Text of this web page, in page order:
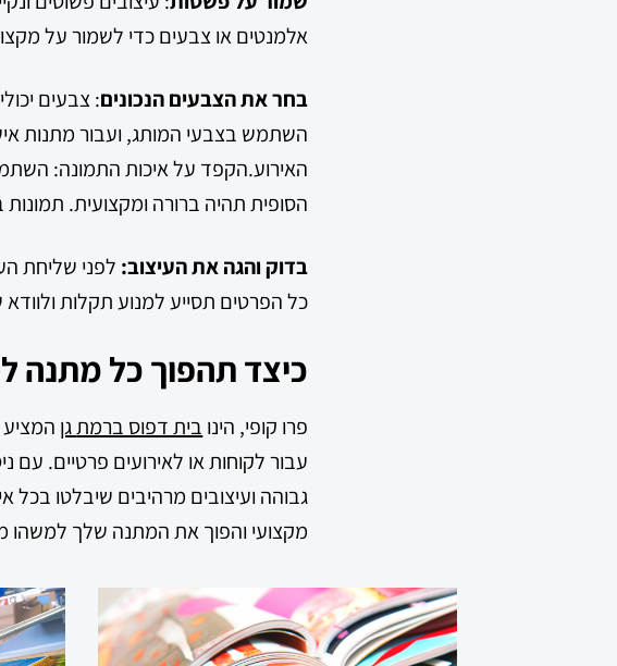
אלמנטים או צבעים כדי לשמור על
בחר את הצבעים הנכונים: צבעים
השתמש בצבעי המותג, ועבור מתנות
האירוע.הקפד על איכות התמונה:
הסופית תהיה ברורה ומקצועית.
בדוק והגה את העיצוב: לפני שליחת
כל הפרטים תסייע למנוע תקלות
כיצד תהפוך כל מתנה
פרו קופי, הינו בית דפוס ברמתגן
גבוהה ועיצובים מרהיבים שיבלטו בכל
מקצועי והפוך את המתנה שלך למשהו